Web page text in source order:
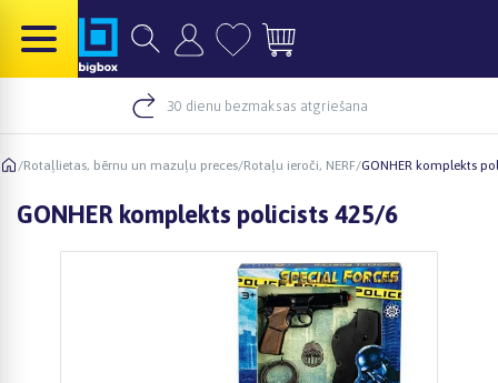
30 dienu bezmaksas atgriešana
/Rotaļlietas, bērnu un mazuļu preces/Rotaļu ieroči, NERF/GONHER komplekts
GONHER komplekts policists 425/6